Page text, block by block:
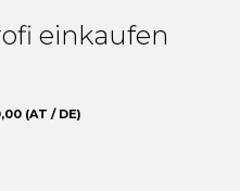
einkaufen
(AT / DE)